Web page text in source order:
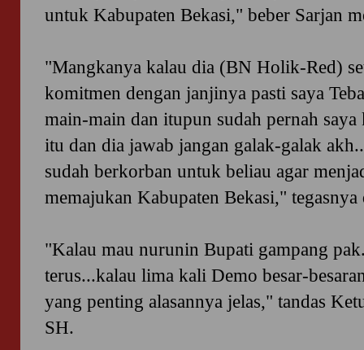
untuk Kabupaten Bekasi," beber Sarjan
"Mangkanya kalau dia (BN Holik-Red)
komitmen dengan janjinya pasti saya
main-main dan itupun sudah pernah saya
itu dan dia jawab jangan galak-galak
sudah berkorban untuk beliau agar
memajukan Kabupaten Bekasi,"
"Kalau mau nurunin Bupati gampang
terus...kalau lima kali Demo besar-
yang penting alasannya jelas," tandas
SH.